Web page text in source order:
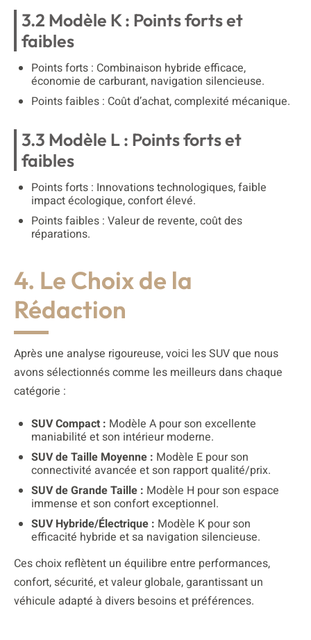
3.2 Modèle K : Points forts et
faibles
Points forts : Combinaison hybride efficace,
économie de carburant, navigation silencieuse.
Points faibles : Coût d’achat, complexité mécanique.
3.3 Modèle L : Points forts et
faibles
Points forts : Innovations technologiques, faible
impact écologique, confort élevé.
Points faibles : Valeur de revente, coût des
réparations.
4. Le Choix de la
Rédaction
Après une analyse rigoureuse, voici les SUV que nous
avons sélectionnés comme les meilleurs dans chaque
catégorie :
SUV Compact : Modèle A pour son excellente
maniabilité et son intérieur moderne.
SUV de Taille Moyenne : Modèle E pour son
connectivité avancée et son rapport qualité/prix.
SUV de Grande Taille : Modèle H pour son espace
immense et son confort exceptionnel.
SUV Hybride/Électrique : Modèle K pour son
efficacité hybride et sa navigation silencieuse.
Ces choix reflètent un équilibre entre performances,
confort, sécurité, et valeur globale, garantissant un
véhicule adapté à divers besoins et préférences.